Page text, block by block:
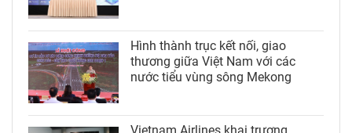
Hình thành trục kết nối, giao
thương giữa Việt Nam với các
nước tiểu vùng sông Mekong